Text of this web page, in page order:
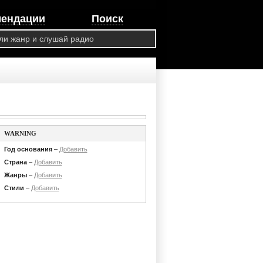
Поиск
WARNING
Год основания– Добавить
Страна– Добавить
Жанры– Добавить
Стили – Добавить